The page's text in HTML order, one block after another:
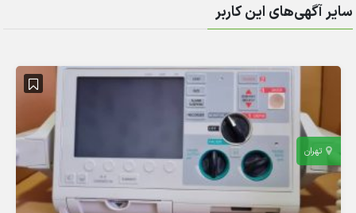
سایر آگهی‌های این کاربر
تهران